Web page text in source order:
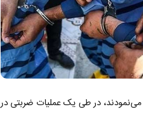
می‌نمودند، در طی یک عملیات ضربتی در